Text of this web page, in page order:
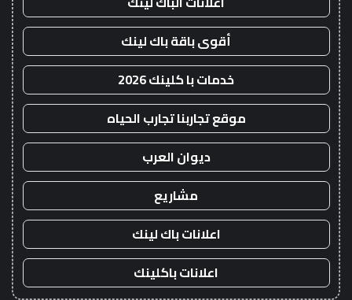
أقوى باقة باك لينك
خدمات با كلينك 2026
موقع تجاربنا تجارب الحياه
ديوان العرب
مشاريع
اعلانات باك لينك
اعلانات باكلينك